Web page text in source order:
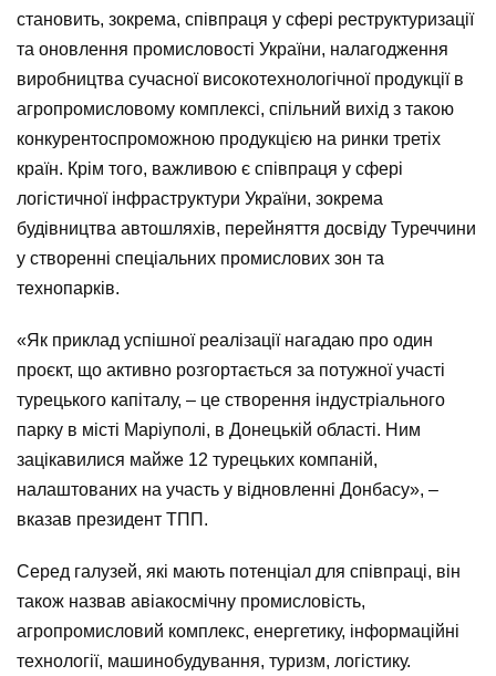
становить, зокрема, співпраця у сфері реструктуризації
та оновлення промисловості України, налагодження
виробництва сучасної високотехнологічної продукції в
агропромисловому комплексі, спільний вихід з такою
конкурентоспроможною продукцією на ринки третіх
країн. Крім того, важливою є співпраця у сфері
логістичної інфраструктури України, зокрема
будівництва автошляхів, перейняття досвіду Туреччини
у створенні спеціальних промислових зон та
технопарків.
«Як приклад успішної реалізації нагадаю про один
проєкт, що активно розгортається за потужної участі
турецького капіталу, – це створення індустріального
парку в місті Маріуполі, в Донецькій області. Ним
зацікавилися майже 12 турецьких компаній,
налаштованих на участь у відновленні Донбасу», –
вказав президент ТПП.
Серед галузей, які мають потенціал для співпраці, він
також назвав авіакосмічну промисловість,
агропромисловий комплекс, енергетику, інформаційні
технології, машинобудування, туризм, логістику.